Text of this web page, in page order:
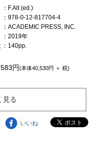
：F.Alt (ed.)
：978-0-12-817704-4
：ACADEMIC PRESS, INC.
：2019年
：140pp.
円(本体40,530円 ＋ 税)
見る
いいね